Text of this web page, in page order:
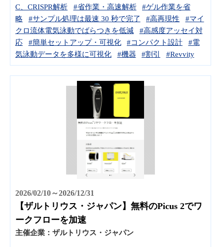
C、CRISPR解析
#省作業・高速解析
#ゲル作業を省
略
#サンプル処理は最速 30 秒で完了 #高再現性
#マイ
クロ流体電気泳動でばらつきを低減
#高感度アッセイ対
応
#簡単セットアップ・可視化 #コンパクト設計
#電
気泳動データを多様に可視化
#機器 #割引 #Revvity
2026/02/10～2026/12/31
【ザルトリウス・ジャパン】無料のPicus 2でワ
ークフローを加速
主催企業： ザルトリウス・ジャパン